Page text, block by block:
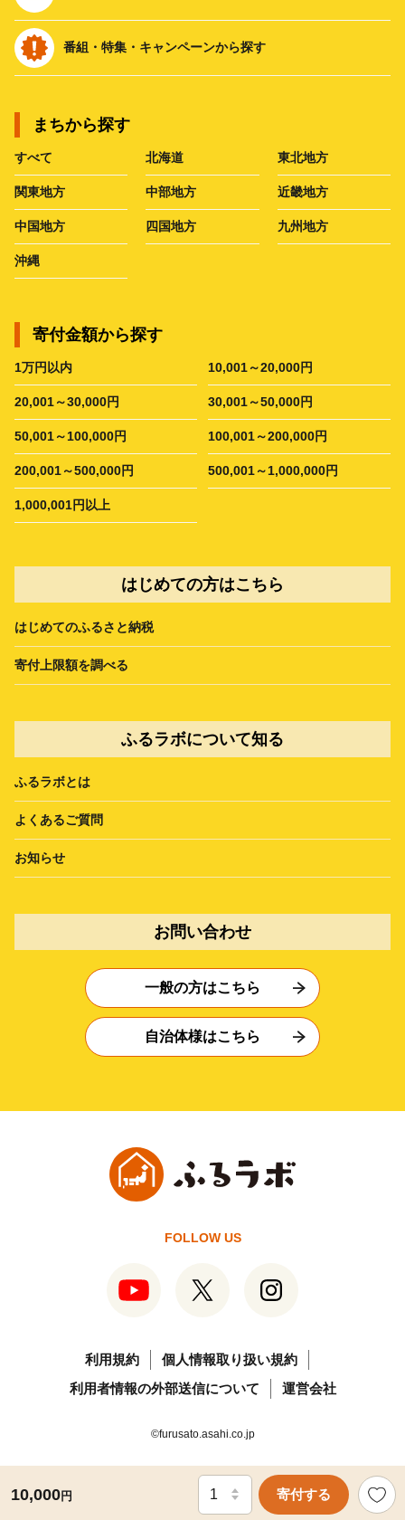
10,000円 寄付する
番組・特集・キャンペーンから探す
まちから探す
すべて 北海道 東北地方
関東地方 中部地方 近畿地方
中国地方 四国地方 九州地方
沖縄
寄付金額から探す
1万円以内 10,001～20,000円
20,001～30,000円 30,001～50,000円
50,001～100,000円 100,001～200,000円
200,001～500,000円 500,001～1,000,000円
1,000,001円以上
はじめての方はこちら
はじめてのふるさと納税
寄付上限額を調べる
ふるラボについて知る
ふるラボとは
よくあるご質問
お知らせ
お問い合わせ
一般の方はこちら
自治体様はこちら
FOLLOW US
利用規約
個人情報取り扱い規約
利用者情報の外部送信について
運営会社
©furusato.asahi.co.jp